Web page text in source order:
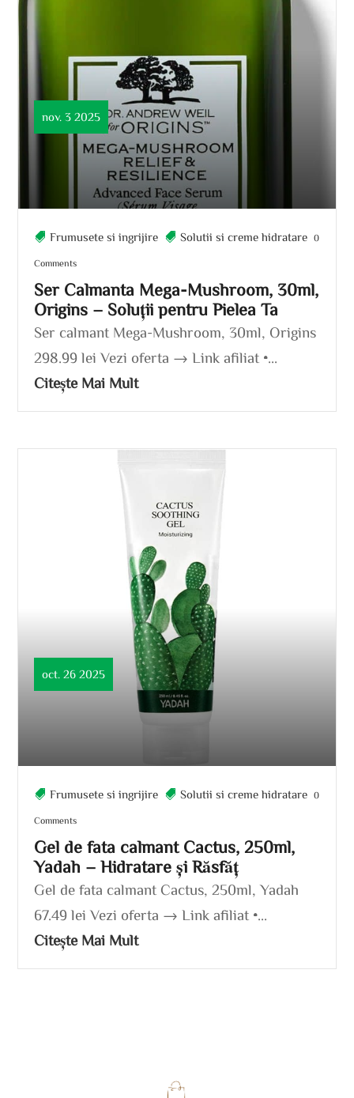
Ser Calmanta Mega-Mushroom, 30ml,
Origins – Soluții pentru Pielea Ta
nov. 3 2025
Frumusete si ingrijire Solutii si creme hidratare 0
Comments
Ser calmant Mega-Mushroom, 30ml, Origins
298.99 lei Vezi oferta → Link afiliat •...
Citește Mai Mult
Gel de fata calmant Cactus, 250ml,
Yadah – Hidratare și Răsfăț
oct. 26 2025
Frumusete si ingrijire Solutii si creme hidratare 0
Comments
Gel de fata calmant Cactus, 250ml, Yadah
67.49 lei Vezi oferta → Link afiliat •...
Citește Mai Mult